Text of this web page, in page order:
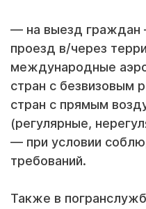
— на выезд граждан
проезд в/через
международные
стран с безвизовым
стран с прямым
(регулярные,
— при условии
требований.
Также в